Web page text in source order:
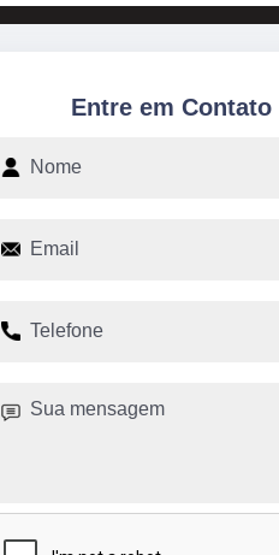
Entre em Contato